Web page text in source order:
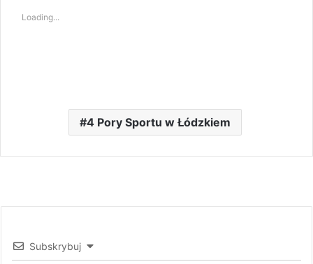
Loading...
4 Pory Sportu w Łódzkiem
Subskrybuj